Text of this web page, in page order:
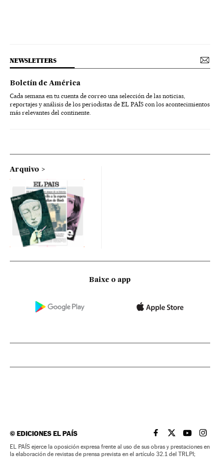
NEWSLETTERS
Boletín de América
Cada semana en tu cuenta de correo una selección de las noticias,
reportajes y análisis de los periodistas de EL PAÍS con los acontecimientos
más relevantes del continente.
Arquivo
Baixe o app
©EDICIONES EL PAÍS EL PAÍS BRASIL EN
EL PAÍSEL PAÍS
EL
EL PAÍS ejerce la oposición expresa frente al uso de sus obras y prestaciones en
la elaboración de revistas de prensa prevista en el artículo 32.1 del TRLPI;